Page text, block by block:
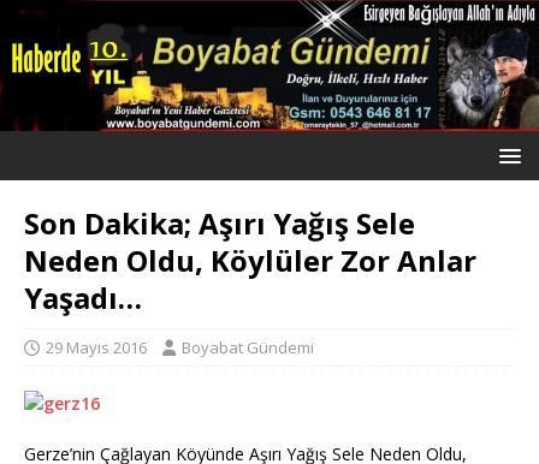
Son Dakika; Aşırı Yağış Sele
Neden Oldu, Köylüler Zor Anlar
Yaşadı…
29 Mayıs 2016 Boyabat Gündemi
Gerze’nin Çağlayan Köyünde Aşırı Yağış Sele Neden Oldu,